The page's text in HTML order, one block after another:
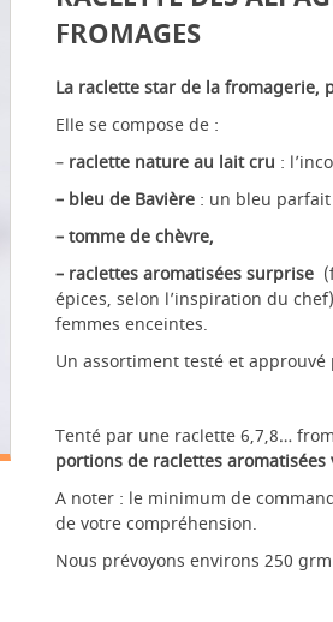
FROMAGES
La raclette star de la fromagerie,
Elle se compose de :
– raclette nature au lait cru :
– bleu de Bavière : un bleu
– tomme de chèvre,
– raclettes aromatisées surprise
épices, selon l’inspiration du
femmes enceintes.
Un assortiment testé et
Tenté par une raclette 6,7,8…
portions de raclettes aromatisées
A noter : le minimum de
de votre compréhension.
Nous prévoyons environs 250